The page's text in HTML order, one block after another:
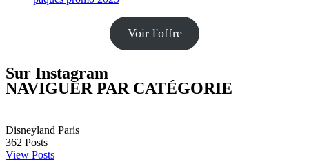
Voir l'offre
Sur Instagram
NAVIGUER PAR CATÉGORIE
Disneyland Paris
362 Posts
View Posts